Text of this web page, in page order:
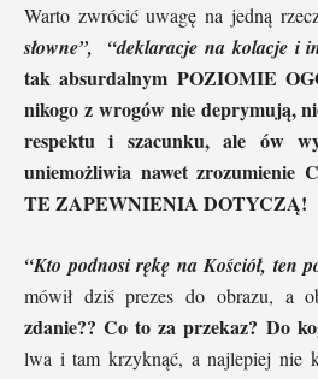
Warto zwrócić uwagę na jedną
słowne”,
“deklaracje na kolacje i
tak absurdalnym POZIOMIE
nikogo z wrogów nie deprymują,
respektu i szacunku, ale ów
uniemożliwia nawet zrozumienie
TE ZAPEWNIENIA DOTYCZĄ!
“Kto podnosi rękę na Kościół, ten
mówił dziś prezes do obrazu, a
zdanie?? Co to za przekaz? Do
lwa i tam krzyknąć, a najlepiej nie